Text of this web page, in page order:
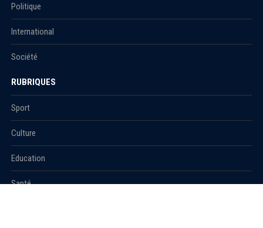
Politique
International
Société
RUBRIQUES
Sport
Culture
Education
Santé